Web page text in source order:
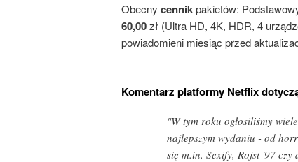
Obecnycennikpakietów:
60,00zł (Ultra HD, 4K, HDR, 4
powiadomieni miesiąc przed
Komentarz platformy Netflix
"W tym roku ogłosiliśmy
najlepszym wydaniu - od
się m.in. Sexify, Rojst '97